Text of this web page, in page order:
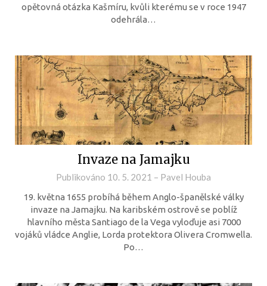
opětovná otázka Kašmíru, kvůli kterému se v roce 1947
odehrála…
Invaze na Jamajku
Publikováno 10. 5. 2021 – Pavel Houba
19. května 1655 probíhá během Anglo-španělské války
invaze na Jamajku. Na karibském ostrově se poblíž
hlavního města Santiago de la Vega vyloďuje asi 7000
vojáků vládce Anglie, Lorda protektora Olivera Cromwella.
Po…